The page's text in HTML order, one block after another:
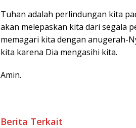
Tuhan adalah perlindungan kita
akan melepaskan kita dari segala
memagari kita dengan anugerah-
kita karena Dia mengasihi kita.
Amin.
Berita Terkait